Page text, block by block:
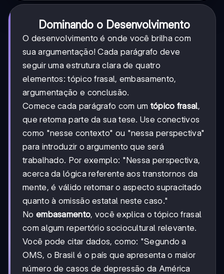
Dominando o Desenvolvimento
O desenvolvimento é onde você brilha com
sua argumentação! Cada parágrafo deve
seguir uma estrutura clara de quatro
elementos: tópico frasal, embasamento,
argumentação e conclusão.
Comece cada parágrafo com um tópico frasal,
que retoma parte da sua tese. Use conectivos
como "nesse contexto" ou "nessa perspectiva"
para introduzir o argumento que será
trabalhado. Por exemplo: "Nessa perspectiva,
acerca da lógica referente aos transtornos da
mente, é válido retomar o aspecto supracitado
quanto à omissão estatal neste caso."
No embasamento, você explica o tópico frasal
com algum repertório sociocultural relevante.
Você pode citar dados, como: "Segundo a
OMS, o Brasil é o país que apresenta o maior
número de casos de depressão da América